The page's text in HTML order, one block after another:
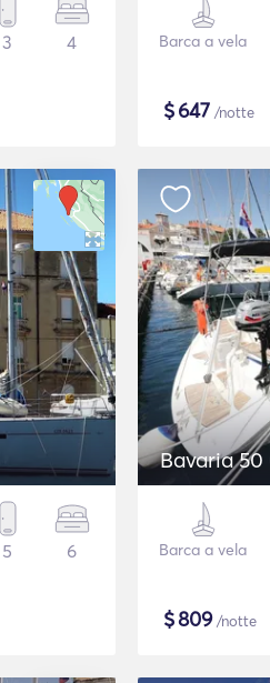
3 4 Barca a vela
$647 /notte
5 6
Bavaria 50
Barca a vela
$809/notte